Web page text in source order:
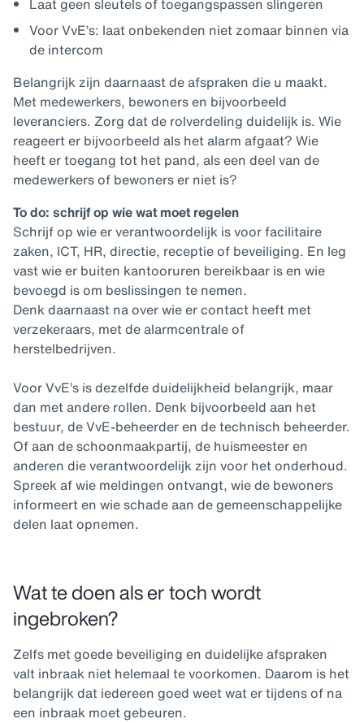
Laat geen sleutels of toegangspassen slingeren
Voor VvE’s: laat onbekenden niet zomaar binnen via
de intercom
Belangrijk zijn daarnaast de afspraken die u maakt.
Met medewerkers, bewoners en bijvoorbeeld
leveranciers. Zorg dat de rolverdeling duidelijk is. Wie
reageert er bijvoorbeeld als het alarm afgaat? Wie
heeft er toegang tot het pand, als een deel van de
medewerkers of bewoners er niet is?
To do: schrijf op wie wat moet regelen
Schrijf op wie er verantwoordelijk is voor facilitaire
zaken, ICT, HR, directie, receptie of beveiliging. En leg
vast wie er buiten kantooruren bereikbaar is en wie
bevoegd is om beslissingen te nemen.
Denk daarnaast na over wie er contact heeft met
verzekeraars, met de alarmcentrale of
herstelbedrijven.
Voor VvE’s is dezelfde duidelijkheid belangrijk, maar
dan met andere rollen. Denk bijvoorbeeld aan het
bestuur, de VvE-beheerder en de technisch beheerder.
Of aan de schoonmaakpartij, de huismeester en
anderen die verantwoordelijk zijn voor het onderhoud.
Spreek af wie meldingen ontvangt, wie de bewoners
informeert en wie schade aan de gemeenschappelijke
delen laat opnemen.
Wat te doen als er toch wordt
ingebroken?
Zelfs met goede beveiliging en duidelijke afspraken
valt inbraak niet helemaal te voorkomen. Daarom is het
belangrijk dat iedereen goed weet wat er tijdens of na
een inbraak moet gebeuren.